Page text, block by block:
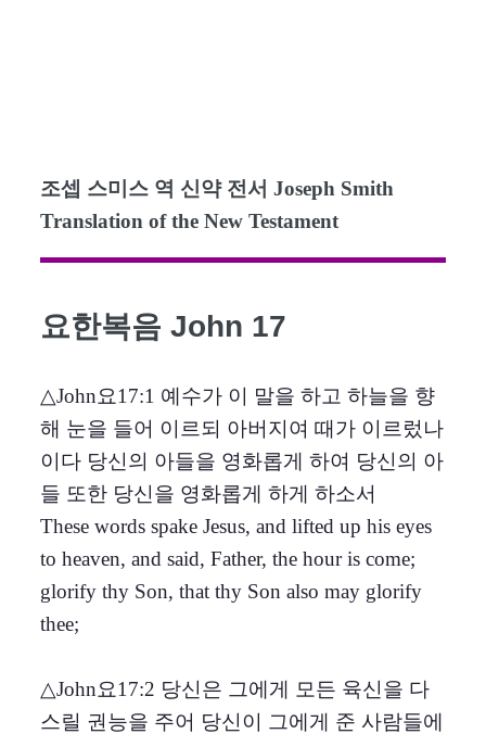
조셉 스미스 역 신약 전서 Joseph Smith
Translation of the New Testament
요한복음 John 17
△John요17:1 예수가 이 말을 하고 하늘을 향
해 눈을 들어 이르되 아버지여 때가 이르렀나
이다 당신의 아들을 영화롭게 하여 당신의 아
들 또한 당신을 영화롭게 하게 하소서
These words spake Jesus, and lifted up his eyes
to heaven, and said, Father, the hour is come;
glorify thy Son, that thy Son also may glorify
thee;
△John요17:2 당신은 그에게 모든 육신을 다
스릴 권능을 주어 당신이 그에게 준 사람들에